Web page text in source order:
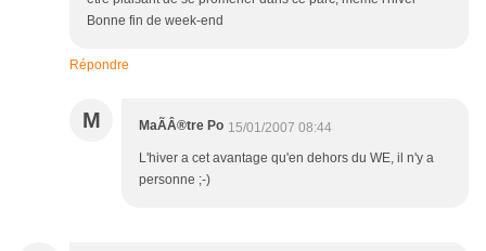
Bonne fin de week-end
Répondre
M MaÃÂ®tre Po 15/01/2007 08:44
L'hiver a cet avantage qu'en dehors du WE, il n'y a
personne ;-)